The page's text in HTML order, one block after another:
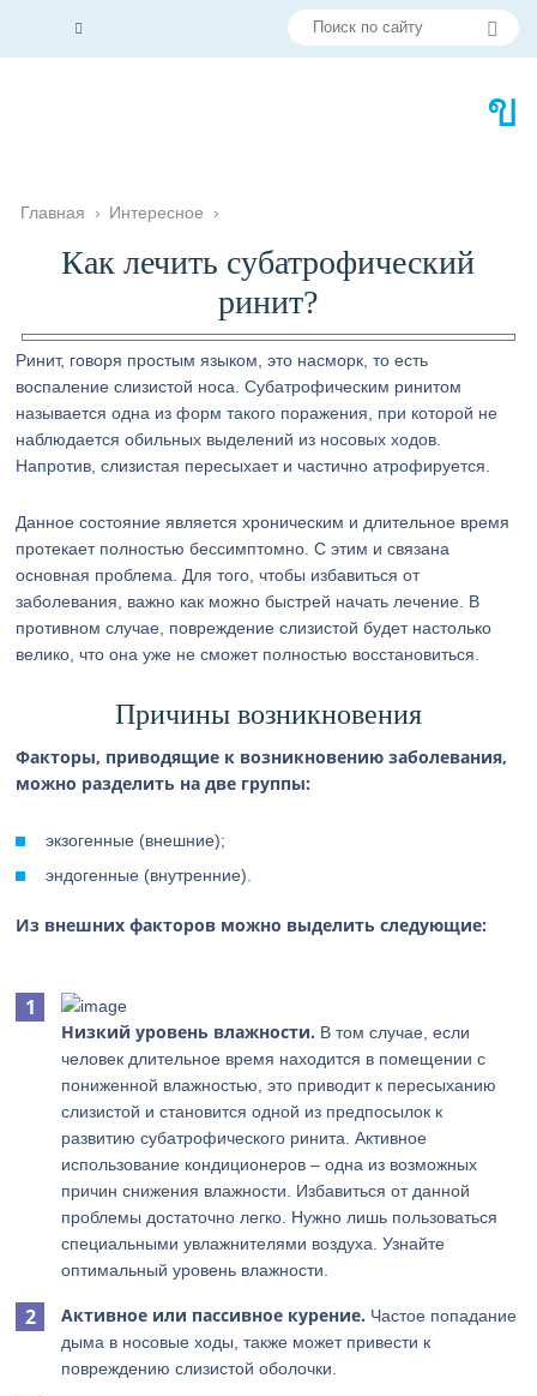
Главная › Интересное ›
Как лечить субатрофический
ринит?
Ринит, говоря простым языком, это насморк, то есть
воспаление слизистой носа. Субатрофическим ринитом
называется одна из форм такого поражения, при которой не
наблюдается обильных выделений из носовых ходов.
Напротив, слизистая пересыхает и частично атрофируется.
Данное состояние является хроническим и длительное время
протекает полностью бессимптомно. С этим и связана
основная проблема. Для того, чтобы избавиться от
заболевания, важно как можно быстрей начать лечение. В
противном случае, повреждение слизистой будет настолько
велико, что она уже не сможет полностью восстановиться.
Причины возникновения
Факторы, приводящие к возникновению заболевания,
можно разделить на две группы:
экзогенные (внешние);
эндогенные (внутренние).
Из внешних факторов можно выделить следующие:
Низкий уровень влажности. В том случае, если
человек длительное время находится в помещении с
пониженной влажностью, это приводит к пересыханию
слизистой и становится одной из предпосылок к
развитию субатрофического ринита. Активное
использование кондиционеров – одна из возможных
причин снижения влажности. Избавиться от данной
проблемы достаточно легко. Нужно лишь пользоваться
специальными увлажнителями воздуха. Узнайте
оптимальный уровень влажности.
Активное или пассивное курение. Частое попадание
дыма в носовые ходы, также может привести к
повреждению слизистой оболочки.